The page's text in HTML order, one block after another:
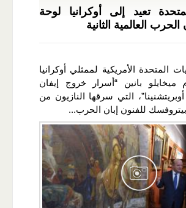
تعيد إلى أوكرانيا لوحة
العالمية الثانية
المتحدة الأمريكية لممثلي أوكرانيا
ميخايلو بانين “أسرار خروج إيفان
التي سرقها النازيون من
للفنون إبان الحرب...